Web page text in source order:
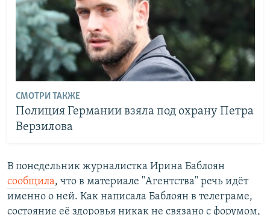
СМОТРИ ТАКЖЕ
Полиция Германии взяла под охрану Петра
Верзилова
В понедельник журналистка Ирина Баблоян
сообщила, что в материале "Агентства" речь идёт
именно о ней. Как написала Баблоян в телеграме,
состояние её здоровья никак не связано с форумом,